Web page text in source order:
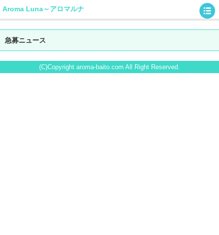
Aroma Luna～アロマルナ
急募ニュース
(C)Copyright aroma-baito.com All Right Reserved.